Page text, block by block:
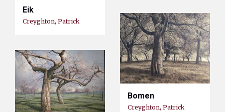
Eik
Creyghton, Patrick
Bomen
Creyghton, Patrick